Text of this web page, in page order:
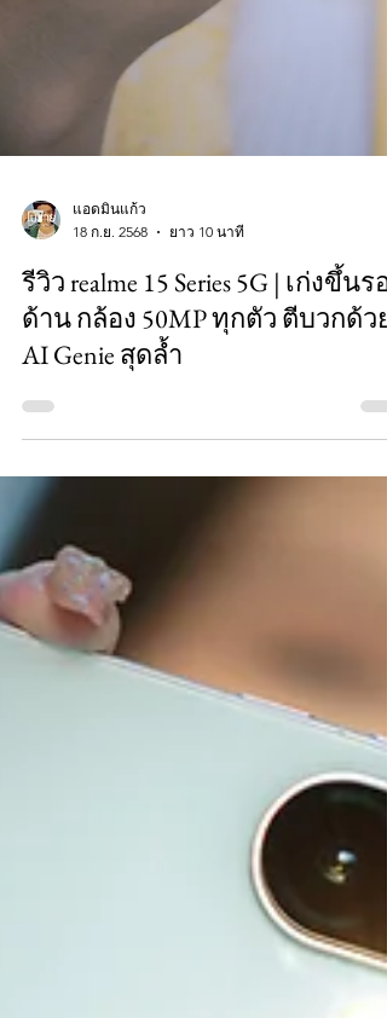
18 ก.ย. 2568
ยาว 10 นาที
รีวิว realme 15 Series 5G | เก่งขึ้นรอ
ด้าน กล้อง 50MP ทุกตัว ตีบวกด้วย
AI Genie สุดล้ำ